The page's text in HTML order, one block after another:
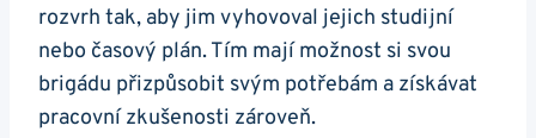
rozvrh tak, aby jim vyhovoval jejich studijní
nebo časový plán. Tím mají možnost si svou
brigádu přizpůsobit svým potřebám a získávat
pracovní zkušenosti zároveň.